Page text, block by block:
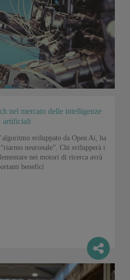
nel mercato delle intelligenze
artificiali
sviluppato da Open Ai, ha
neuronale”. Chi svilupperà i
nei motori di ricerca avrà
benefici